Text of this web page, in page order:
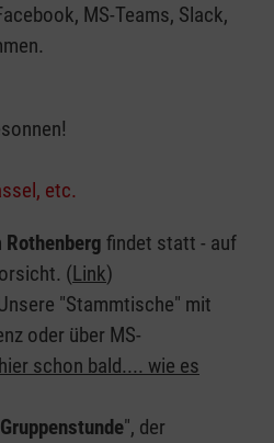
MS-Teams, Slack,
etc.
Rothenberg findet statt - auf
(Link)
"Stammtische" mit
oder über MS-
schon bald.... wie es
Gruppenstunde", der